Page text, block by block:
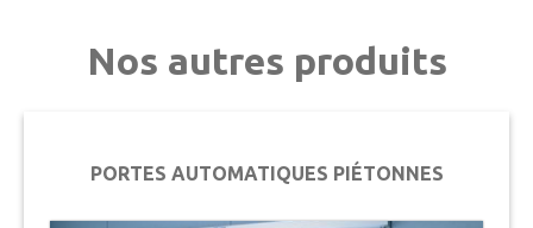
Nos autres produits
PORTES AUTOMATIQUES PIÉTONNES